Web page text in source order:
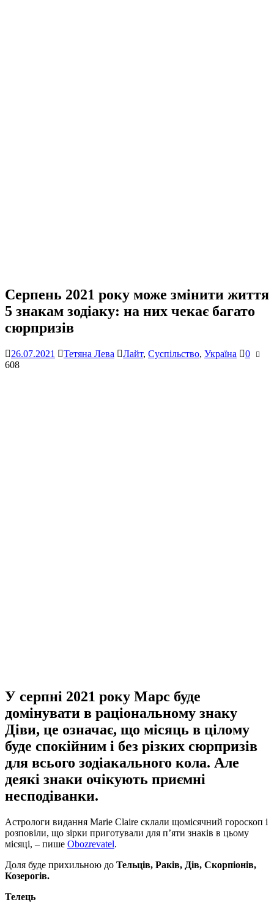
Серпень 2021 року може змінити життя
5 знакам зодіаку: на них чекає багато
сюрпризів
26.07.2021 Тетяна Лева Лайт, Суспільство, Україна
0
608
У серпні 2021 року Марс буде
домінувати в раціональному знаку
Діви, це означає, що місяць в цілому
буде спокійним і без різких сюрпризів
для всього зодіакального кола. Але
деякі знаки очікують приємні
несподіванки.
Астрологи видання Marie Claire склали щомісячний гороскоп і
розповіли, що зірки приготували для п’яти знаків в цьому
місяці, – пише Оbozrevatel.
Доля буде прихильною до Тельців, Раків, Дів, Скорпіонів,
Козерогів.
Телець